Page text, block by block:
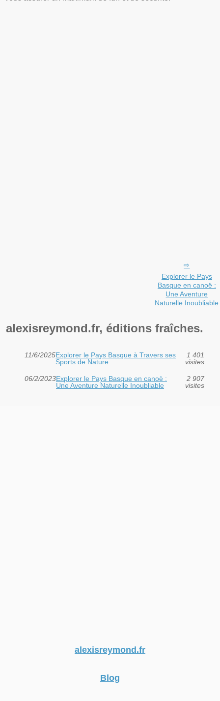
Explorer le Pays
Basque en canoë :
Une Aventure
Naturelle Inoubliable
alexisreymond.fr, éditions fraîches.
11/6/2025Explorer le Pays Basque à Travers ses
Sports de Nature
1 401
visites
06/2/2023Explorer le Pays Basque en canoë :
Une Aventure Naturelle Inoubliable
2 907
visites
alexisreymond.fr
Blog